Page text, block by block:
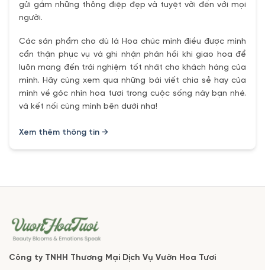
gửi gắm những thông điệp đẹp và tuyệt vời đến với mọi
người.
Các sản phẩm cho dù là Hoa chúc mình điều được mình
cẩn thận phục vụ và ghi nhận phản hồi khi giao hoa để
luôn mang đến trải nghiệm tốt nhất cho khách hàng của
mình. Hãy cùng xem qua những bài viết chia sẻ hay của
mình về góc nhìn hoa tươi trong cuộc sống này bạn nhé.
và kết nối cùng mình bên dưới nha!
Xem thêm thông tin →
Công ty TNHH Thương Mại Dịch Vụ Vườn Hoa Tươi